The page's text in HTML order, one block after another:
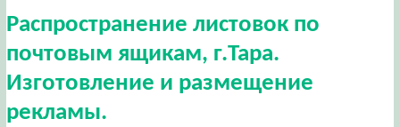
Распространение листовок по
почтовым ящикам, г.Тара.
Изготовление и размещение
рекламы.